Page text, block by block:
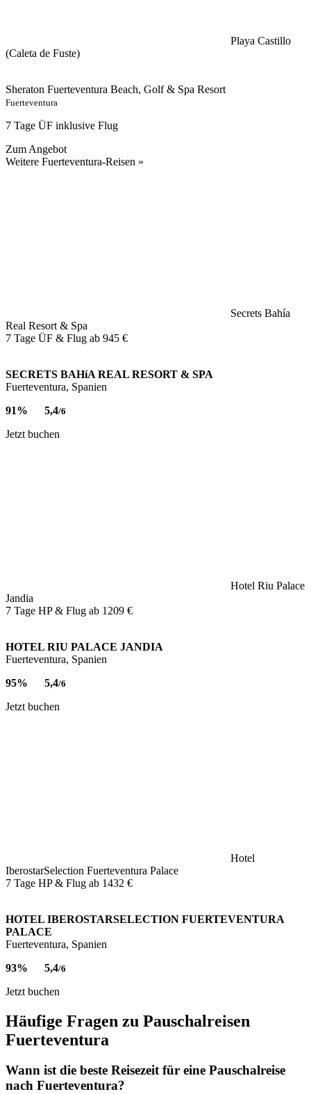
Playa Castillo
(Caleta de Fuste)
Sheraton Fuerteventura Beach, Golf & Spa Resort
Fuerteventura
7 Tage ÜF inklusive Flug
Zum Angebot
Weitere Fuerteventura-Reisen »
Secrets Bahía
Real Resort & Spa
7 Tage ÜF & Flug ab 945 €
SECRETS BAHíA REAL RESORT & SPA
Fuerteventura, Spanien
91%
5,4/6
Jetzt buchen
Hotel Riu Palace
Jandia
7 Tage HP & Flug ab 1209 €
HOTEL RIU PALACE JANDIA
Fuerteventura, Spanien
95%
5,4/6
Jetzt buchen
Hotel
IberostarSelection Fuerteventura Palace
7 Tage HP & Flug ab 1432 €
HOTEL IBEROSTARSELECTION FUERTEVENTURA
PALACE
Fuerteventura, Spanien
93%
5,4/6
Jetzt buchen
Häufige Fragen zu Pauschalreisen
Fuerteventura
Wann ist die beste Reisezeit für eine Pauschalreise
nach Fuerteventura?